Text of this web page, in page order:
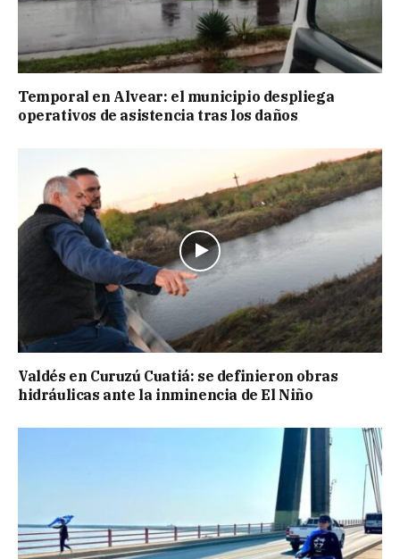
Temporal en Alvear: el municipio despliega
operativos de asistencia tras los daños
Valdés en Curuzú Cuatiá: se definieron obras
hidráulicas ante la inminencia de El Niño